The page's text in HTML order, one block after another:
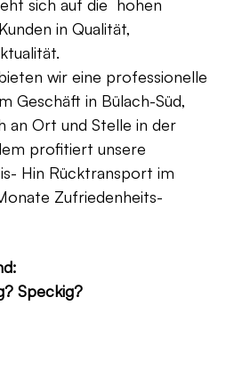
sich auf die hohen
in Qualität,
wir eine professionelle
Geschäft in Bülach-Süd,
an Ort und Stelle in der
profitiert unsere
Hin Rücktransport im
Zufriedenheits-
Speckig?